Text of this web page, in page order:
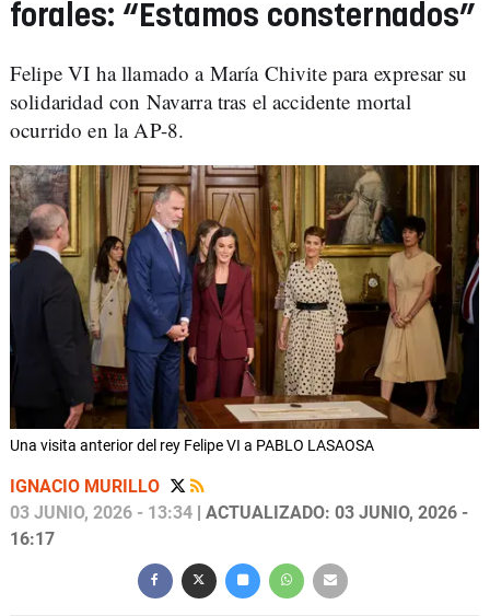
forales: “Estamos consternados”
Felipe VI ha llamado a María Chivite para expresar su
solidaridad con Navarra tras el accidente mortal
ocurrido en la AP-8.
Una visita anterior del rey Felipe VI a PABLO LASAOSA
IGNACIO MURILLO
03 JUNIO, 2026 - 13:34 | ACTUALIZADO: 03 JUNIO, 2026 -
16:17